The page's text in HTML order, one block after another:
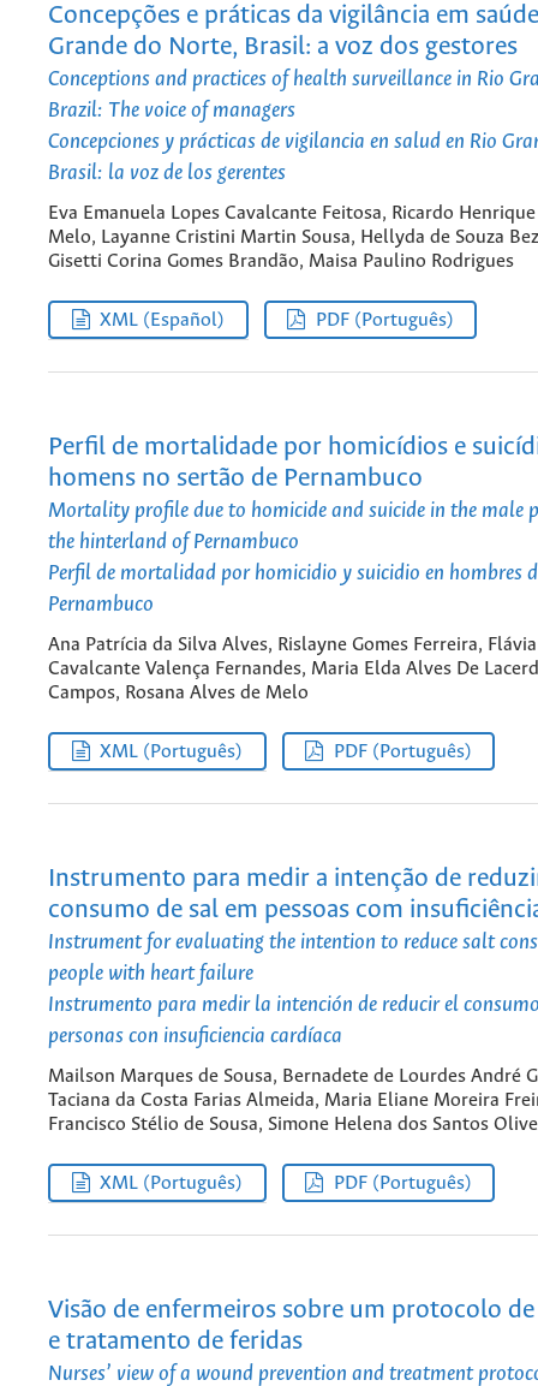
Concepções e práticas da vigilância em
Grande do Norte, Brasil: a voz dos gestores
Conceptions and practices of health surveillance in Rio
Brazil: The voice of managers
Concepciones y prácticas de vigilancia en salud en Rio
Brasil: la voz de los gerentes
Eva Emanuela Lopes Cavalcante Feitosa, Ricardo
Melo, Layanne Cristini Martin Sousa, Hellyda de Souza
Gisetti Corina Gomes Brandão, Maisa Paulino Rodrigues
XML (Español) PDF (Português)
Perfil de mortalidade por homicídios e
homens no sertão de Pernambuco
Mortality profile due to homicide and suicide in the male
the hinterland of Pernambuco
Perfil de mortalidad por homicidio y suicidio en hombres
Pernambuco
Ana Patrícia da Silva Alves, Rislayne Gomes Ferreira,
Cavalcante Valença Fernandes, Maria Elda Alves De
Campos, Rosana Alves de Melo
XML (Português) PDF (Português)
Instrumento para medir a intenção de
consumo de sal em pessoas com
Instrument for evaluating the intention to reduce salt
people with heart failure
Instrumento para medir la intención de reducir el
personas con insuficiencia cardíaca
Mailson Marques de Sousa, Bernadete de Lourdes André
Taciana da Costa Farias Almeida, Maria Eliane Moreira
Francisco Stélio de Sousa, Simone Helena dos Santos
XML (Português) PDF (Português)
Visão de enfermeiros sobre um protocolo
e tratamento de feridas
Nurses’ view of a wound prevention and treatment